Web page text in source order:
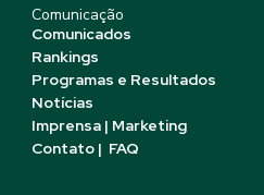
Comunicação
Comunicados
Rankings
Programas e Resultados
Notícias
Imprensa | Marketing
Contato | FAQ